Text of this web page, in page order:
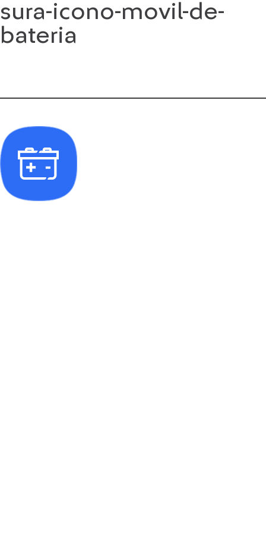
Saltar
al
contenido
sura-icono-movil-de-
bateria